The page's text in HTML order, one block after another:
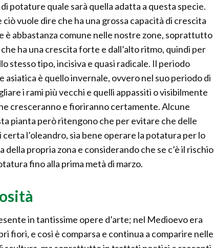
potature quale sarà quella adatta a questa specie.
vuole dire che ha una grossa capacità di crescita
è abbastanza comune nelle nostre zone, soprattutto
ha una crescita forte e dall’alto ritmo, quindi per
stesso tipo, incisiva e quasi radicale. Il periodo
è quello invernale, ovvero nel suo periodo di
i rami più vecchi e quelli appassiti o visibilmente
cresceranno e fioriranno certamente. Alcune
pianta però ritengono che per evitare che delle
l’oleandro, sia bene operare la potatura per lo
propria zona e considerando che se c’è il rischio
fino alla prima metà di marzo.
in tantissime opere d’arte; nel Medioevo era
fiori, e così è comparsa e continua a comparire nelle